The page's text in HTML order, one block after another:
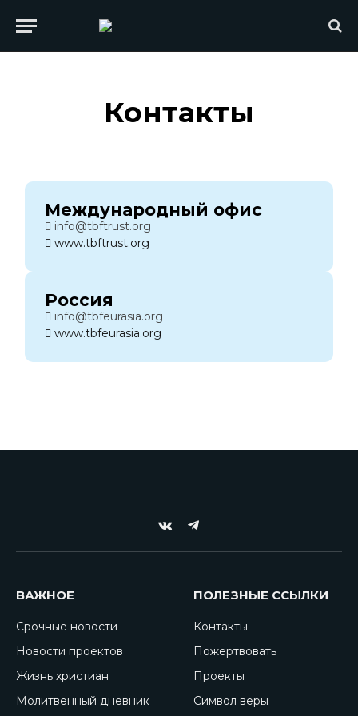
Контакты
Международный офис
info@tbftrust.org
www.tbftrust.org
Россия
info@tbfeurasia.org
www.tbfeurasia.org
VKontakte
Telegram
ВАЖНОЕ
Срочные новости
Новости проектов
Жизнь христиан
Молитвенный дневник
ПОЛЕЗНЫЕ ССЫЛКИ
Контакты
Пожертвовать
Проекты
Символ веры